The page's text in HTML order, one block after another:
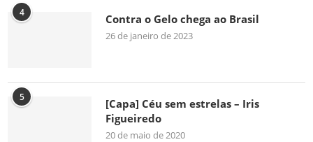
4 Contra o Gelo chega ao Brasil
26 de janeiro de 2023
5
[Capa] Céu sem estrelas – Iris
Figueiredo
20 de maio de 2020